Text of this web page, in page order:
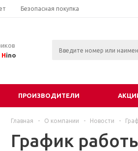
Безопасная покупка
Hino
ПРОИЗВОДИТЕЛИ
Главная - О компании - Новости -
График